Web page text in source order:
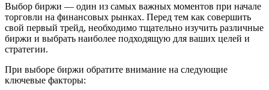
Выбор биржи — один из самых важных моментов при начале
торговли на финансовых рынках. Перед тем как совершить
свой первый трейд, необходимо тщательно изучить различные
биржи и выбрать наиболее подходящую для ваших целей и
стратегии.
При выборе биржи обратите внимание на следующие
ключевые факторы: